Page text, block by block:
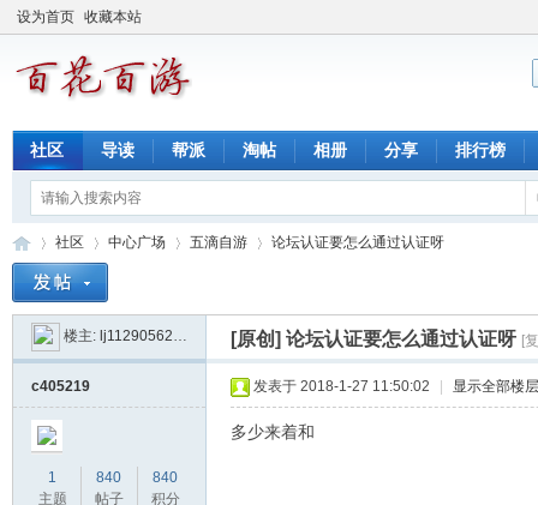
设为首页 收藏本站
社区 导读 帮派 淘帖 相册 分享 排行榜
»
社区
›
中心广场
›
五滴自游
›
论坛认证要怎么通过认证呀
楼主: lj1129056203 [原创] 论坛认证要怎么通过认证呀 [
c405219
1
主题
840
帖子
840
积分
发表于 2018-1-27 11:50:02 显示全部楼层
多少来着和